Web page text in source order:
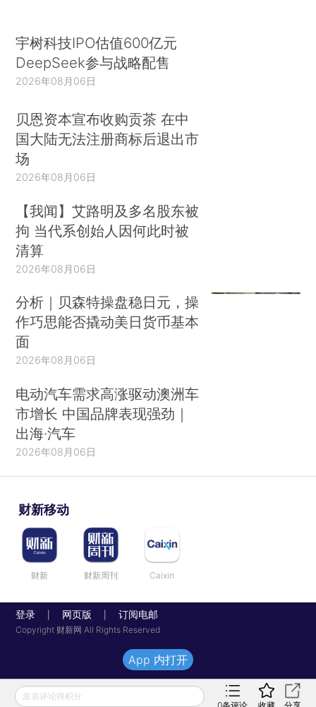
宇树科技IPO估值600亿元
DeepSeek参与战略配售
2026年08月06日
贝恩资本宣布收购贡茶 在中
国大陆无法注册商标后退出市
场
2026年08月06日
【我闻】艾路明及多名股东被
拘 当代系创始人因何此时被
清算
2026年08月06日
分析｜贝森特操盘稳日元，操
作巧思能否撬动美日货币基本
面
2026年08月06日
电动汽车需求高涨驱动澳洲车
市增长 中国品牌表现强劲｜
出海·汽车
2026年08月06日
财新移动
财新 财新周刊 Caixin
登录 网页版 订阅电邮
Copyright 财新网 All Rights Reserved
发表评论得积分
0条评论 收藏 分享
App 内打开